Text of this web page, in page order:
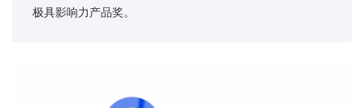
极具影响力产品奖。